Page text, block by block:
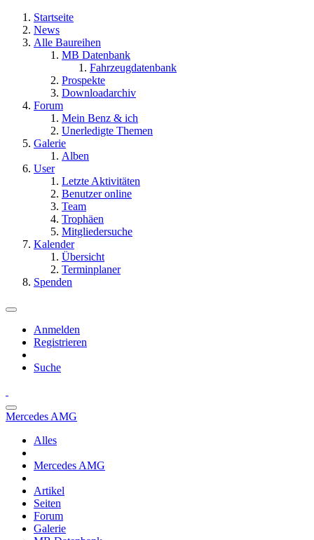
Startseite
News
Alle Baureihen
MB Datenbank
Fahrzeugdatenbank
Prospekte
Downloadarchiv
Forum
Mein Benz & ich
Unerledigte Themen
Galerie
Alben
User
Letzte Aktivitäten
Benutzer online
Team
Trophäen
Mitgliedersuche
Kalender
Übersicht
Terminplaner
Spenden
Anmelden
Registrieren
Suche
Mercedes AMG
Alles
Mercedes AMG
Artikel
Seiten
Forum
Galerie